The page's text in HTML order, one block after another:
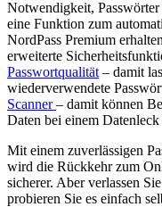
Notwendigkeit,
eine Funktion zum
NordPass Premium
erweiterte
Passwortqualität – damit
wiederverwendete
Scanner– damit können
Daten bei einem
Mit einem zuverlässigen
wird die Rückkehr zum
sicherer. Aber verlassen
probieren Sie es einfach